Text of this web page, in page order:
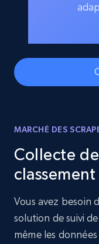
MARCHÉ DES
Collecte
Vous avez
solution de suivi
même les